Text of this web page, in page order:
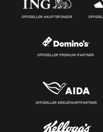
OFFIZIELLER HAUPTSPONSOR
OFFIZIELLER PREMIUM-PARTNER
OFFIZIELLER KREUZFAHRTPARTNER